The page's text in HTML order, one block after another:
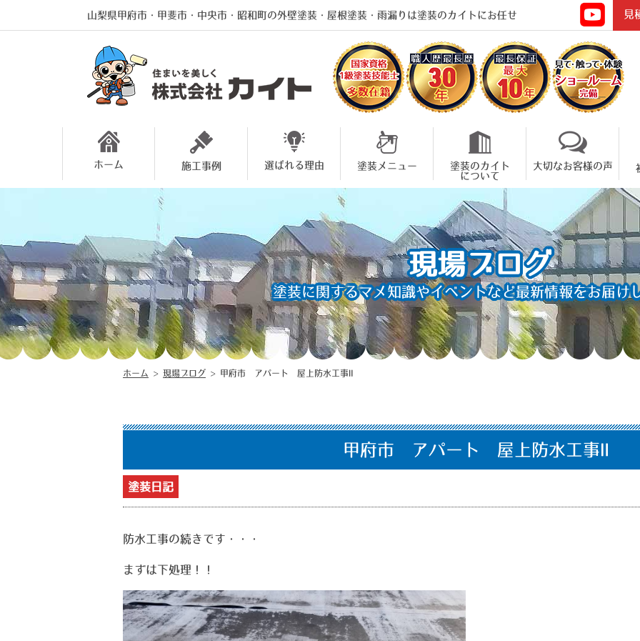
山梨県甲府市・甲斐市・中央市・昭和町の外壁塗装・屋根塗装・雨漏りは塗装のカイトにお任せ 見
ホーム 施工事例 選ばれる理由 塗装メニュー
塗装のカイト
について
大切なお客様の声
現場ブログ
塗装に関するマメ知識やイベントなど最新情報をお届け
ホーム > 現場ブログ > 甲府市 アパート 屋上防水工事Ⅱ
甲府市 アパート 屋上防水工事Ⅱ
塗装日記
防水工事の続きです・・・
まずは下処理！！